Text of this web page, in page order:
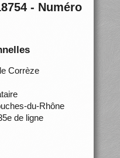
- Numéro
Corrèze
du-Rhône
de ligne